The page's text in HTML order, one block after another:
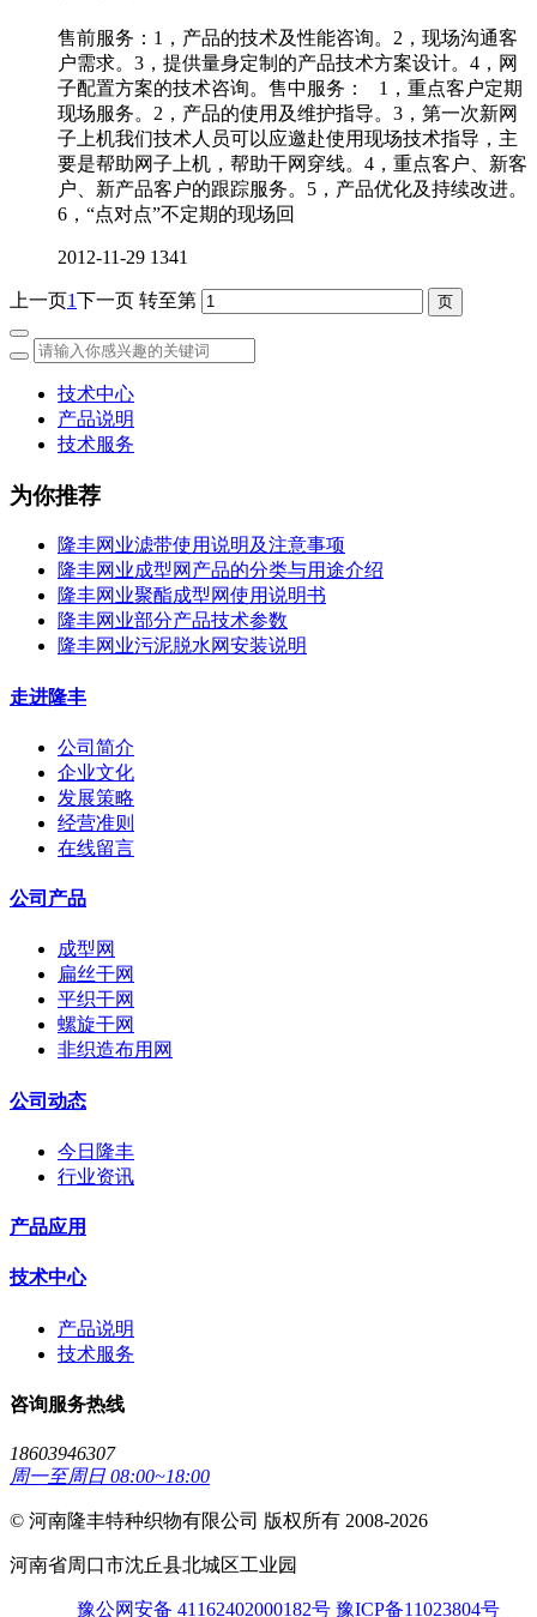
售前服务：1，产品的技术及性能咨询。2，现场沟通客
户需求。3，提供量身定制的产品技术方案设计。4，网
子配置方案的技术咨询。售中服务： 1，重点客户定期
现场服务。2，产品的使用及维护指导。3，第一次新网
子上机我们技术人员可以应邀赴使用现场技术指导，主
要是帮助网子上机，帮助干网穿线。4，重点客户、新客
户、新产品客户的跟踪服务。5，产品优化及持续改进。
6，“点对点”不定期的现场回
2012-11-29 1341
上一页1下一页 转至第
技术中心
产品说明
技术服务
为你推荐
隆丰网业滤带使用说明及注意事项
隆丰网业成型网产品的分类与用途介绍
隆丰网业聚酯成型网使用说明书
隆丰网业部分产品技术参数
隆丰网业污泥脱水网安装说明
走进隆丰
公司简介
企业文化
发展策略
经营准则
在线留言
公司产品
成型网
扁丝干网
平织干网
螺旋干网
非织造布用网
公司动态
今日隆丰
行业资讯
产品应用
技术中心
产品说明
技术服务
咨询服务热线
18603946307
周一至周日 08:00~18:00
© 河南隆丰特种织物有限公司 版权所有 2008-2026
河南省周口市沈丘县北城区工业园
豫公网安备 41162402000182号 豫ICP备11023804号